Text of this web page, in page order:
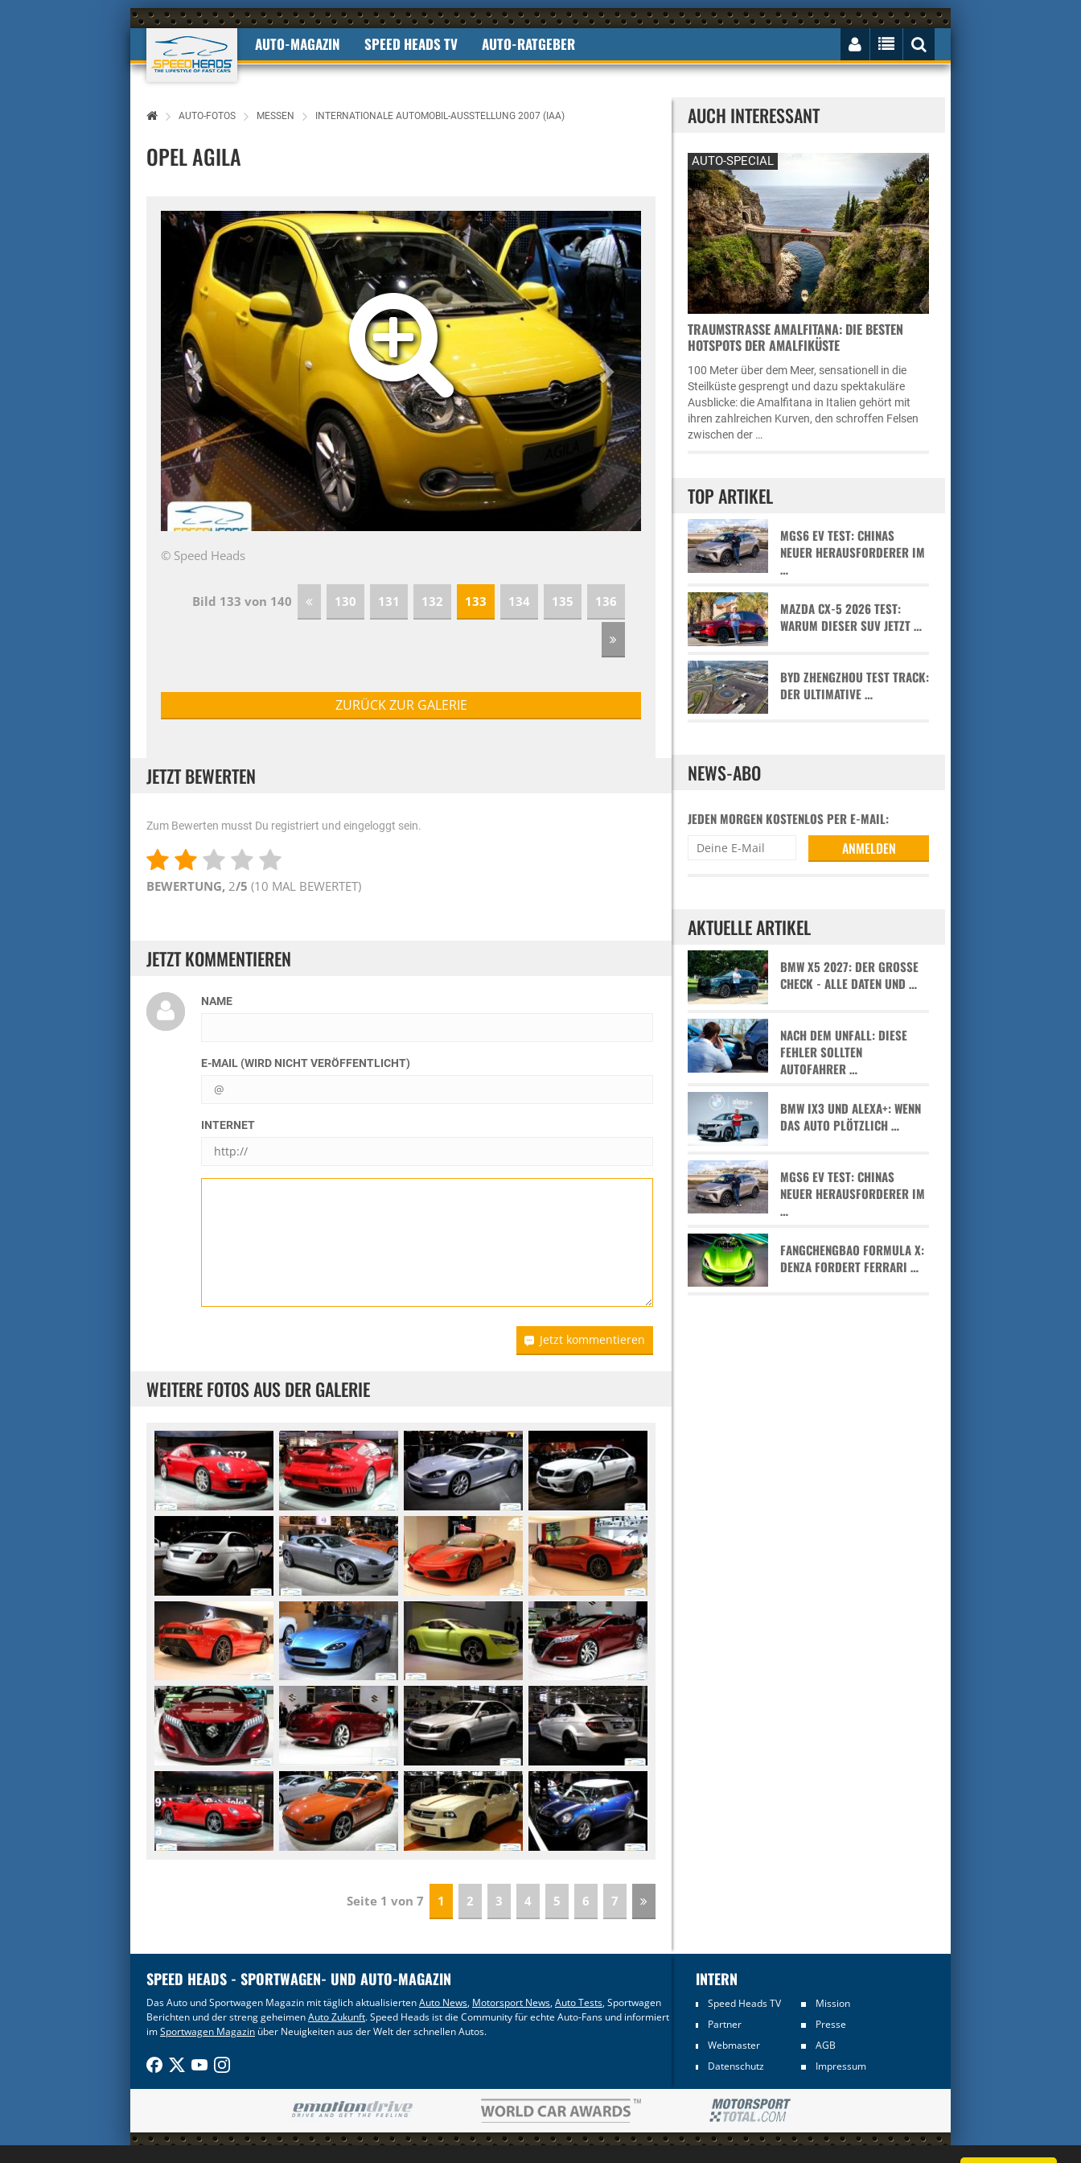
AUTO-MAGAZIN SPEED HEADS TV AUTO-RATGEBER
AUTO-FOTOS MESSEN INTERNATIONALE AUTOMOBIL-AUSSTELLUNG 2007 (IAA)
OPEL AGILA
© Speed Heads
Bild 133 von 140 130 131 132 133 134 135 136
ZURÜCK ZUR GALERIE
JETZT BEWERTEN
Zum Bewerten musst Du registriert und eingeloggt sein.
BEWERTUNG, 2/5 (10 MAL BEWERTET)
JETZT KOMMENTIEREN
NAME
E-MAIL (WIRD NICHT VERÖFFENTLICHT)
INTERNET
Jetzt kommentieren
WEITERE FOTOS AUS DER GALERIE
Seite 1 von 7 1 2 3 4 5 6 7
AUCH INTERESSANT
AUTO-SPECIAL
TRAUMSTRASSE AMALFITANA: DIE BESTEN H
OTSPOTS DER AMALFIKÜSTE
100 Meter über dem Meer, sensationell in die
Steilküste gesprengt und dazu spektakuläre
Ausblicke: die Amalfitana in Italien gehört mit
ihren zahlreichen Kurven, den schroffen Felsen
zwischen der …
TOP ARTIKEL
MGS6 EV TEST: CHINAS
NEUER HERAUSFORDERER IM
…
MAZDA CX-5 2026 TEST:
WARUM DIESER SUV JETZT …
BYD ZHENGZHOU TEST TRACK:
DER ULTIMATIVE …
NEWS-ABO
JEDEN MORGEN KOSTENLOS PER E-MAIL:
AKTUELLE ARTIKEL
BMW X5 2027: DER GROSSE C
HECK - ALLE DATEN UND …
NACH DEM UNFALL: DIESE
FEHLER SOLLTEN
AUTOFAHRER …
BMW IX3 UND ALEXA+: WENN
DAS AUTO PLÖTZLICH …
MGS6 EV TEST: CHINAS
NEUER HERAUSFORDERER IM
…
FANGCHENGBAO FORMULA X:
DENZA FORDERT FERRARI …
SPEED HEADS - SPORTWAGEN- UND AUTO-MAGAZIN
Das Auto und Sportwagen Magazin mit täglich aktualisiertenAuto News, Motorsport News,Auto Tests, Sportwagen
Berichten und der streng geheimenAuto Zukunft. Speed Heads ist die Community für echte Auto-Fans und informiert
imSportwagen Magazin über Neuigkeiten aus der Welt der schnellen Autos.
INTERN
Speed Heads TV
Mission
Partner
Presse
Webmaster
AGB
Datenschutz
Impressum